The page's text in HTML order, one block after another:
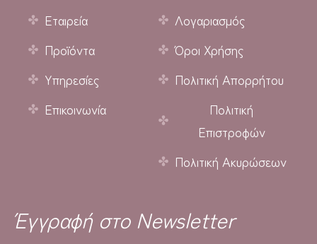
Εταιρεία
Προϊόντα
Υπηρεσίες
Επικοινωνία
Λογαριασμός
Όροι Χρήσης
Πολιτική Απορρήτου
Πολιτική
Επιστροφών
Πολιτική Ακυρώσεων
Έγγραφή στο Newsletter